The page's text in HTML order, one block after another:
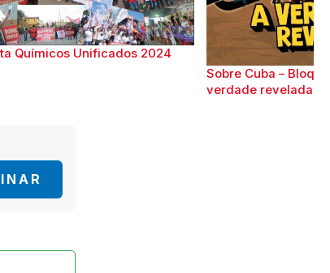
Químicos Unificados 2024
Sobre Cuba –
verdade revelada